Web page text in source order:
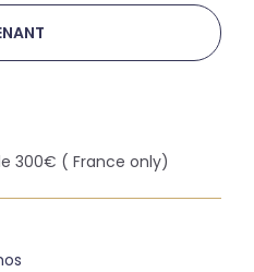
300€ ( France only)